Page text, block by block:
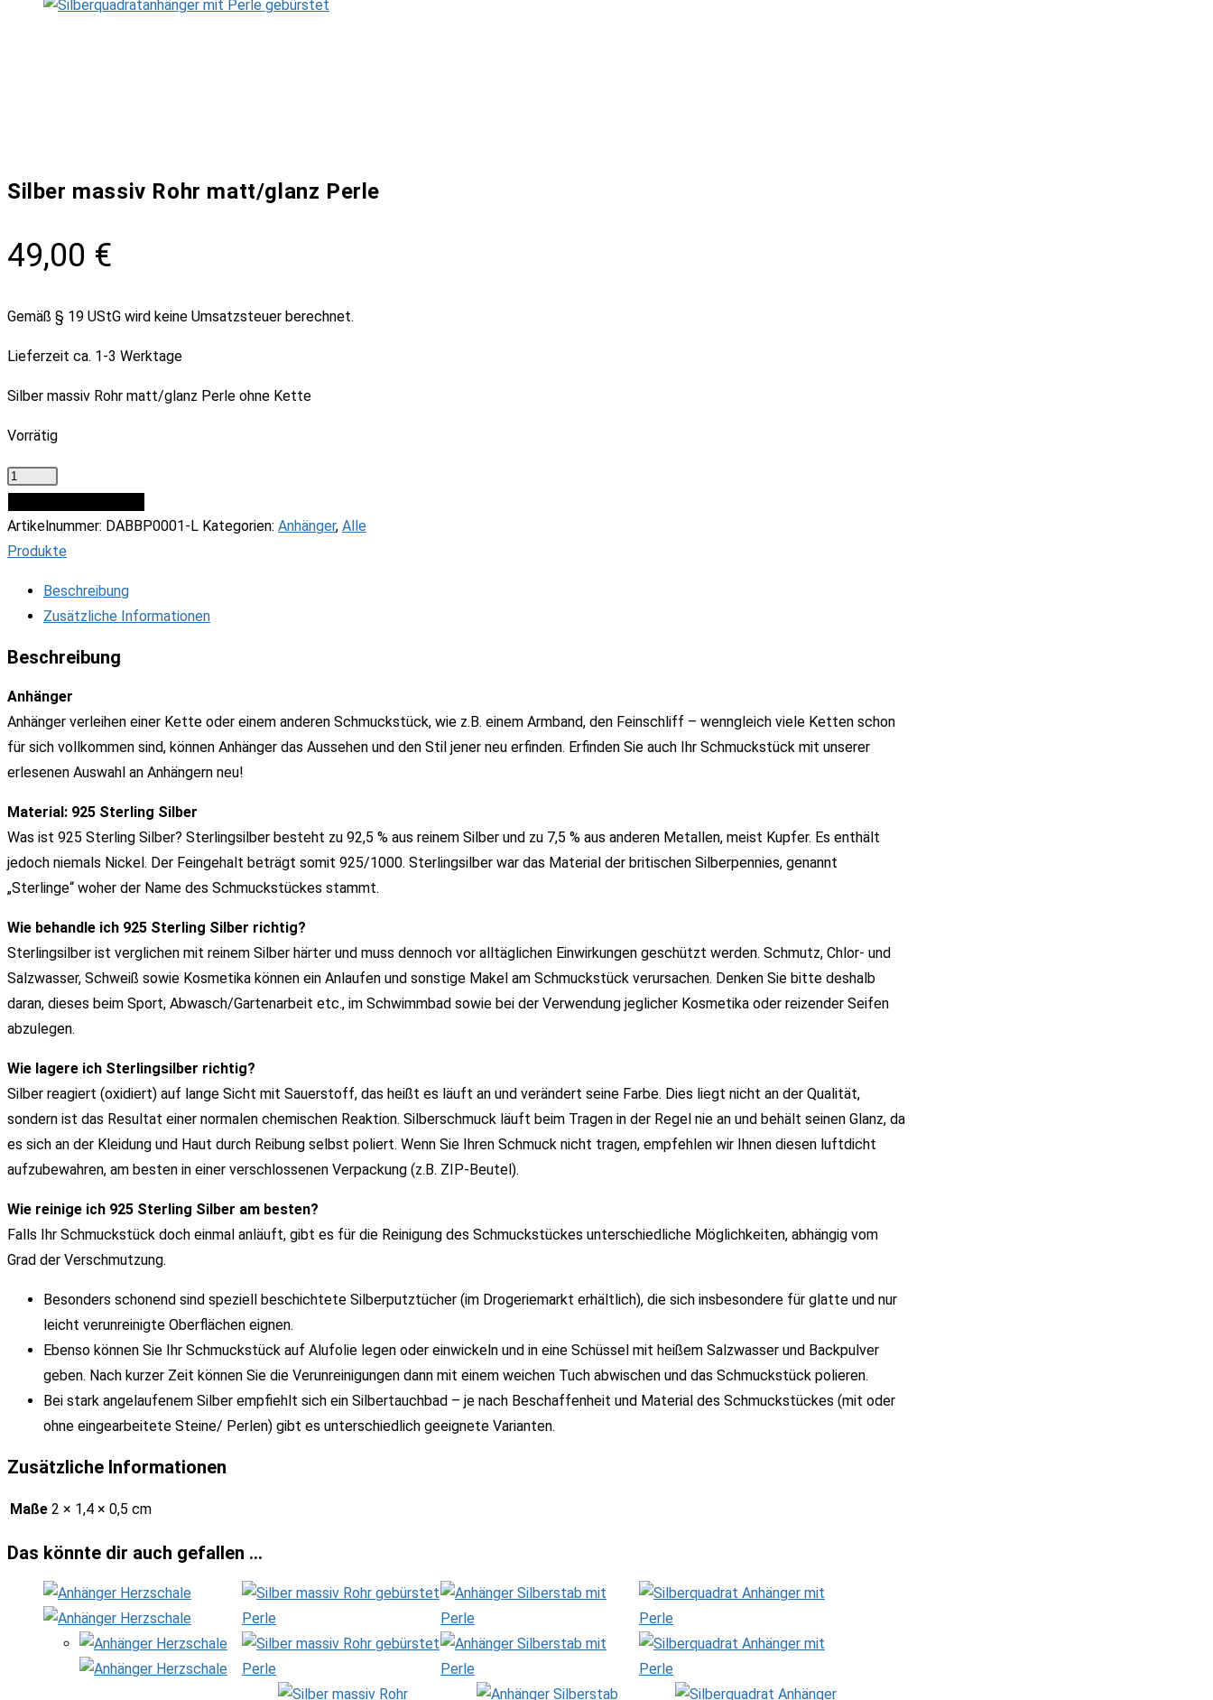
Silber massiv Rohr matt/glanz Perle
49,00 €
Gemäß § 19 UStG wird keine Umsatzsteuer berechnet.
Lieferzeit ca. 1-3 Werktage
Silber massiv Rohr matt/glanz Perle ohne Kette
Vorrätig
Silber
Rohr
matt/glanz
Menge
Artikelnummer: DABBP0001-L Kategorien: Anhänger, Alle
Produkte
Beschreibung
Zusätzliche Informationen
Beschreibung
Anhänger
Anhänger verleihen einer Kette oder einem anderen Schmuckstück, wie z.B. einem Armband, den Feinschliff – wenngleich viele Ketten schon
für sich vollkommen sind, können Anhänger das Aussehen und den Stil jener neu erfinden. Erfinden Sie auch Ihr Schmuckstück mit unserer
erlesenen Auswahl an Anhängern neu!
Material: 925 Sterling Silber
Was ist 925 Sterling Silber? Sterlingsilber besteht zu 92,5 % aus reinem Silber und zu 7,5 % aus anderen Metallen, meist Kupfer. Es enthält
jedoch niemals Nickel. Der Feingehalt beträgt somit 925/1000. Sterlingsilber war das Material der britischen Silberpennies, genannt
„Sterlinge“ woher der Name des Schmuckstückes stammt.
Wie behandle ich 925 Sterling Silber richtig?
Sterlingsilber ist verglichen mit reinem Silber härter und muss dennoch vor alltäglichen Einwirkungen geschützt werden. Schmutz, Chlor- und
Salzwasser, Schweiß sowie Kosmetika können ein Anlaufen und sonstige Makel am Schmuckstück verursachen. Denken Sie bitte deshalb
daran, dieses beim Sport, Abwasch/Gartenarbeit etc., im Schwimmbad sowie bei der Verwendung jeglicher Kosmetika oder reizender Seifen
abzulegen.
Wie lagere ich Sterlingsilber richtig?
Silber reagiert (oxidiert) auf lange Sicht mit Sauerstoff, das heißt es läuft an und verändert seine Farbe. Dies liegt nicht an der Qualität,
sondern ist das Resultat einer normalen chemischen Reaktion. Silberschmuck läuft beim Tragen in der Regel nie an und behält seinen Glanz, da
es sich an der Kleidung und Haut durch Reibung selbst poliert. Wenn Sie Ihren Schmuck nicht tragen, empfehlen wir Ihnen diesen luftdicht
aufzubewahren, am besten in einer verschlossenen Verpackung (z.B. ZIP-Beutel).
Wie reinige ich 925 Sterling Silber am besten?
Falls Ihr Schmuckstück doch einmal anläuft, gibt es für die Reinigung des Schmuckstückes unterschiedliche Möglichkeiten, abhängig vom
Grad der Verschmutzung.
Besonders schonend sind speziell beschichtete Silberputztücher (im Drogeriemarkt erhältlich), die sich insbesondere für glatte und nur
leicht verunreinigte Oberflächen eignen.
Ebenso können Sie Ihr Schmuckstück auf Alufolie legen oder einwickeln und in eine Schüssel mit heißem Salzwasser und Backpulver
geben. Nach kurzer Zeit können Sie die Verunreinigungen dann mit einem weichen Tuch abwischen und das Schmuckstück polieren.
Bei stark angelaufenem Silber empfiehlt sich ein Silbertauchbad – je nach Beschaffenheit und Material des Schmuckstückes (mit oder
ohne eingearbeitete Steine/ Perlen) gibt es unterschiedlich geeignete Varianten.
Zusätzliche Informationen
Maße 2 × 1,4 × 0,5 cm
Das könnte dir auch gefallen …